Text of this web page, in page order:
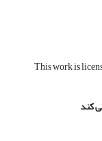
This work is